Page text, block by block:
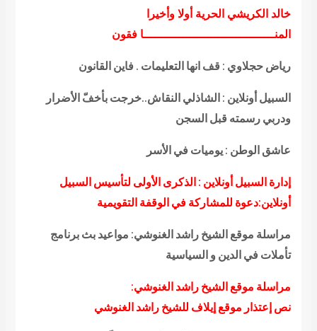
خالد الكريشي الحرية أولا وأخيرا
المنـــــــــــــــــــــــــــــــــــــا فقون
رياض حجلاوي : قف انها التعليمات . فاين القانون
السبيل أونلاين : الشاذلي النقاش..خرجت بأخفّ الأضرار
ودربي رسمته قبل السجن
عاشق الوطن : يوميات في الأسر
إدارة السبيل أونلاين : الذكرى الأولى لتأسيس السبيل
أونلاين:دعوة للمشاركة في الوقفة التقويمية
مراسلة موقع الشيخ راشد الغنوشي: مواعيد بث برنامج
تأملات في الدين و السياسية
مراسلة موقع الشيخ راشد الغنوشي:
نص إعتذار موقع إيلاف للشيخ راشد الغنوشي